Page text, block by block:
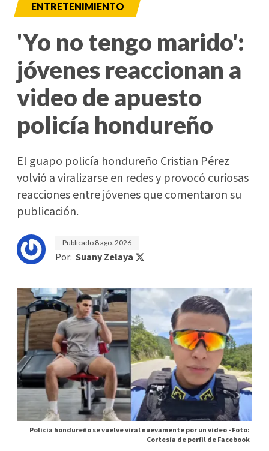
ENTRETENIMIENTO
'Yo no tengo marido':
jóvenes reaccionan a
video de apuesto
policía hondureño
El guapo policía hondureño Cristian Pérez
volvió a viralizarse en redes y provocó curiosas
reacciones entre jóvenes que comentaron su
publicación.
Publicado 8 ago. 2026
Por: Suany Zelaya
Policia hondureño se vuelve viral nuevamente por un video -Foto:
Cortesía de perfil de Facebook